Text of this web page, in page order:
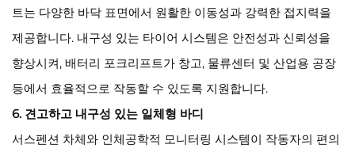
트는 다양한 바닥 표면에서 원활한 이동성과 강력한 접지력을
제공합니다. 내구성 있는 타이어 시스템은 안전성과 신뢰성을
향상시켜, 배터리 포크리프트가 창고, 물류센터 및 산업용 공장
등에서 효율적으로 작동할 수 있도록 지원합니다.
6. 견고하고 내구성 있는 일체형 바디
서스펜션 차체와 인체공학적 모니터링 시스템이 작동자의 편의